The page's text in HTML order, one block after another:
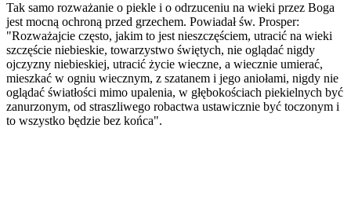
Tak samo rozważanie o piekle i o odrzuceniu na wieki przez Boga
jest mocną ochroną przed grzechem. Powiadał św. Prosper:
"Rozważajcie często, jakim to jest nieszczęściem, utracić na wieki
szczęście niebieskie, towarzystwo świętych, nie oglądać nigdy
ojczyzny niebieskiej, utracić życie wieczne, a wiecznie umierać,
mieszkać w ogniu wiecznym, z szatanem i jego aniołami, nigdy nie
oglądać światłości mimo upalenia, w głębokościach piekielnych być
zanurzonym, od straszliwego robactwa ustawicznie być toczonym i
to wszystko będzie bez końca".